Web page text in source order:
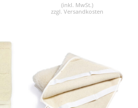
(inkl. MwSt.)
zzgl.Versandkosten